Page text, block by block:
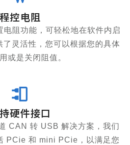
程控电阻
阻功能，可轻松地在软件内启
了灵活性，您可以根据您的具体
或是关闭阻值。
硬件接口
CAN 转 USB 解决方案，我们
PCie 和 mini PCie，以满足您